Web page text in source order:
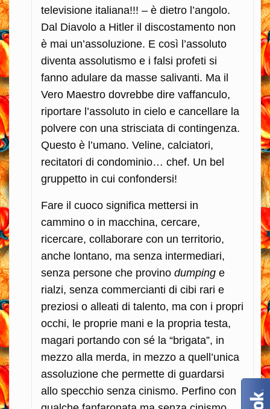
televisione italiana!!! – è dietro l’angolo.
Dal Diavolo a Hitler il discostamento non
è mai un’assoluzione. E così l’assoluto
diventa assolutismo e i falsi profeti si
fanno adulare da masse salivanti. Ma il
Vero Maestro dovrebbe dire vaffanculo,
riportare l’assoluto in cielo e cancellare la
polvere con una strisciata di contingenza.
Questo è l’umano. Veline, calciatori,
recitatori di condominio… chef. Un bel
gruppetto in cui confondersi!
Fare il cuoco significa mettersi in
cammino o in macchina, cercare,
ricercare, collaborare con un territorio,
anche lontano, ma senza intermediari,
senza persone che provino dumping e
rialzi, senza commercianti di cibi rari e
preziosi o alleati di talento, ma con i propri
occhi, le proprie mani e la propria testa,
magari portando con sé la “brigata”, in
mezzo alla merda, in mezzo a quell’unica
assoluzione che permette di guardarsi
allo specchio senza cinismo. Perfino con